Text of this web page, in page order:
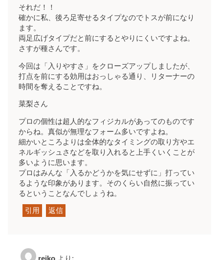
それだ！！
確かに私、後ろ足寄せるタイプなのでトスが前になり
ます。
両足広げタイプだと前にするとやりにくいですよね。
さすが種さんです。
今回は「入りやすさ」をクローズアップしましたが、
打点を前にする効用はおっしゃる通り、リターナーの
時間を奪えることですね。
菜梨さん
プロの個性は超人的なフィジカルがあってのものです
からね。真似が無理なフォーム多いですよね。
細かいところよりは全体的なタイミングの取り方やエ
ネルギッシュさなどを取り入れると上手くいくことが
多いように思います。
プロはみんな「入るかどうかを気にせずに」打ってい
るような印象があります。そのくらい自然に振ってい
るということなんでしょうね。
引用 返信